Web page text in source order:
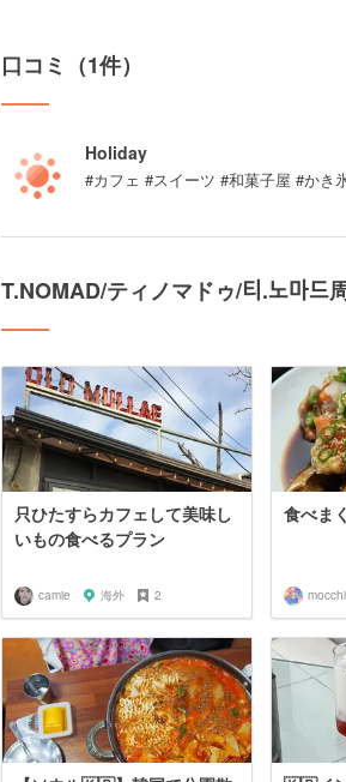
口コミ（1件）
Holiday
#カフェ #スイーツ #和菓子屋 #かき
T.NOMAD/ティノマドゥ/
只ひたすらカフェして美味し
いもの食べるプラン
camie 海外 2
食べま
mocchi